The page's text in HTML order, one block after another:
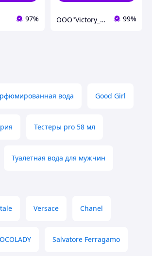
97% OOO"Victory_Parfumerie" 99%
вода Good Girl
Тестеры pro 58 мл
Туалетная вода для мужчин
Versace Chanel
Salvatore Ferragamo